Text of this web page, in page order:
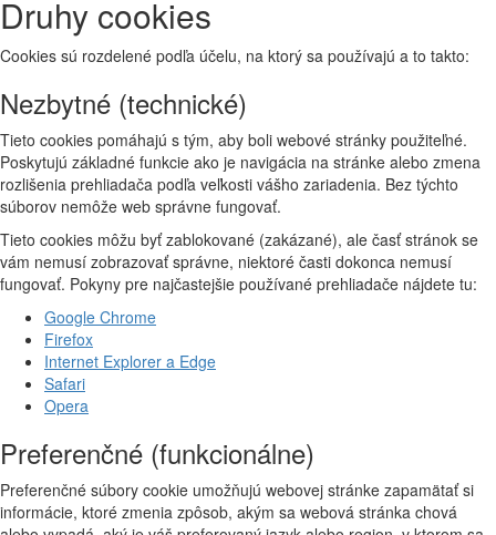
Druhy cookies
Cookies sú rozdelené podľa účelu, na ktorý sa používajú a to takto:
Nezbytné (technické)
Tieto cookies pomáhajú s tým, aby boli webové stránky použiteľné.
Poskytujú základné funkcie ako je navigácia na stránke alebo zmena
rozlišenia prehliadača podľa veľkosti vášho zariadenia. Bez týchto
súborov nemôže web správne fungovať.
Tieto cookies môžu byť zablokované (zakázané), ale časť stránok se
vám nemusí zobrazovať správne, niektoré časti dokonca nemusí
fungovať. Pokyny pre najčastejšie používané prehliadače nájdete tu:
Google Chrome
Firefox
Internet Explorer a Edge
Safari
Opera
Preferenčné (funkcionálne)
Preferenčné súbory cookie umožňujú webovej stránke zapamätať si
informácie, ktoré zmenia zpôsob, akým sa webová stránka chová